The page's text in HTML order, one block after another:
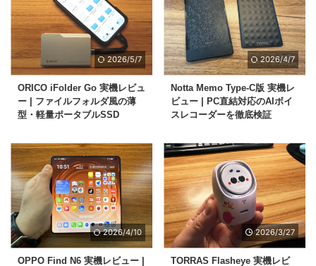
2026/5/7
ORICO iFolder Go 実機レビュ
ー | ファイルフォルダ風の薄
型・軽量ポータブルSSD
2026/4/7
Notta Memo Type-C版 実機レ
ビュー | PC直結対応のAIボイ
スレコーダーを徹底検証
2026/4/10
OPPO Find N6 実機レビュー |
2026/3/27
TORRAS Flasheye 実機レビ